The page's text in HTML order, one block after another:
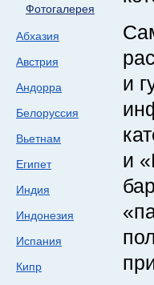
Фотогалерея
Абхазия
Австрия
Андорра
Белоруссия
Вьетнам
Египет
Индия
Индонезия
Испания
Кипр
и
и